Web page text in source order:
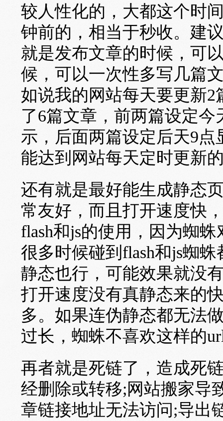
较人性化的，大都这个时
钟前的，相当于秒收。建
就是发布文章的时候，可
候，可以一次性多写几篇
如说我的网站每天要更新
了6篇文章，前两篇设定
示，后面两篇设定后天9
能达到网站每天定时更新
还有就是最好能生成静态
常友好，而且打开速度快
flash和js的使用，因为蜘
很多时候碰到flash和js蜘
静态也行，可能效果就没
打开速度没有真静态来的
多。如果连伪静态都无法
过长，蜘蛛不喜欢这样的
再者就是死链了，造成死
经删除或转移;网站搬家导
章链接地址无法访问;导出